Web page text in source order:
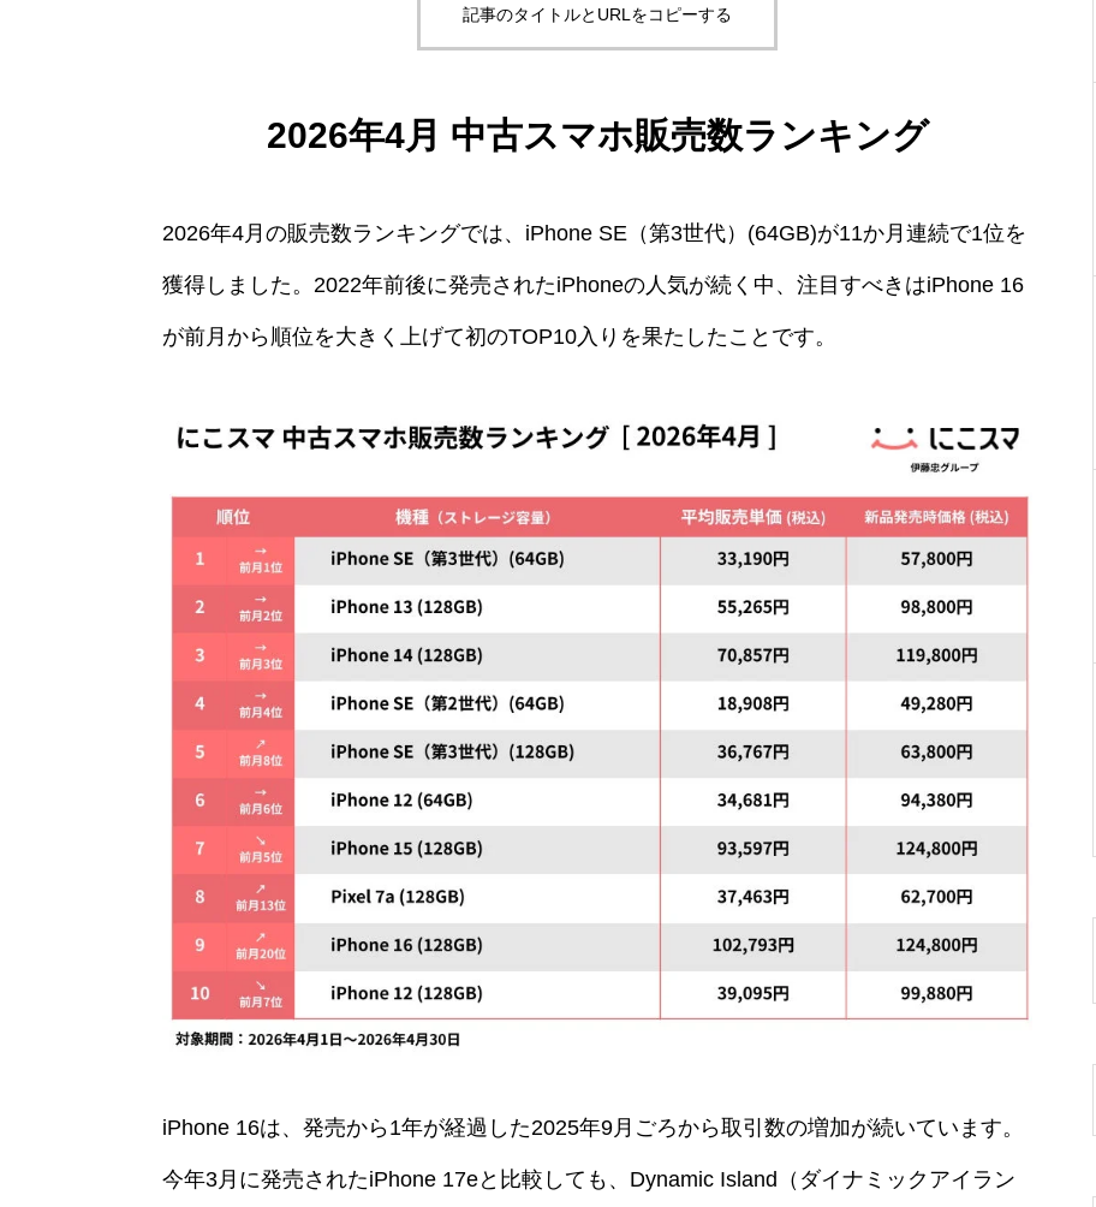
記事のタイトルとURLをコピーする
2026年4月 中古スマホ販売数ランキング
2026年4月の販売数ランキングでは、iPhone SE（第3世代）(64GB)が11か月連続で1位を
獲得しました。2022年前後に発売されたiPhoneの人気が続く中、注目すべきはiPhone 16
が前月から順位を大きく上げて初のTOP10入りを果たしたことです。
iPhone 16は、発売から1年が経過した2025年9月ごろから取引数の増加が続いています。
今年3月に発売されたiPhone 17eと比較しても、Dynamic Island（ダイナミックアイラン